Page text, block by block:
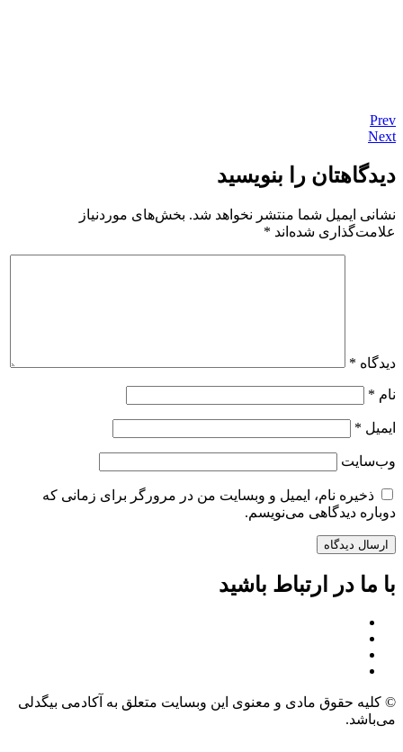
Prev
Next
دیدگاهتان را بنویسید
نشانی ایمیل شما منتشر نخواهد شد. بخش‌های موردنیاز
علامت‌گذاری شده‌اند *
دیدگاه *
نام *
ایمیل *
وب‌سایت
ذخیره نام، ایمیل و وبسایت من در مرورگر برای زمانی که
دوباره دیدگاهی می‌نویسم.
با ما در ارتباط باشید
© کلیه حقوق مادی و معنوی این وبسایت متعلق به آکادمی بیگدلی
می‌باشد.